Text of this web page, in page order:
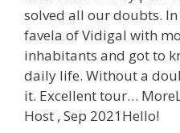
solved all our doubts.
favela of Vidigal with
inhabitants and got to
daily life. Without a
it. Excellent tour…
Host , Sep 2021Hello!